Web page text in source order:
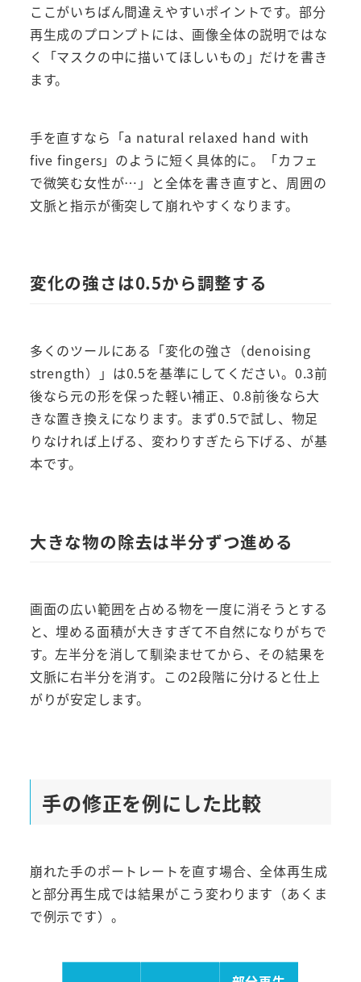
ここがいちばん間違えやすいポイントです。部分
再生成のプロンプトには、画像全体の説明ではな
く「マスクの中に描いてほしいもの」だけを書き
ます。
手を直すなら「a natural relaxed hand with
five fingers」のように短く具体的に。「カフェ
で微笑む女性が…」と全体を書き直すと、周囲の
文脈と指示が衝突して崩れやすくなります。
変化の強さは0.5から調整する
多くのツールにある「変化の強さ（denoising
strength）」は0.5を基準にしてください。0.3前
後なら元の形を保った軽い補正、0.8前後なら大
きな置き換えになります。まず0.5で試し、物足
りなければ上げる、変わりすぎたら下げる、が基
本です。
大きな物の除去は半分ずつ進める
画面の広い範囲を占める物を一度に消そうとする
と、埋める面積が大きすぎて不自然になりがちで
す。左半分を消して馴染ませてから、その結果を
文脈に右半分を消す。この2段階に分けると仕上
がりが安定します。
手の修正を例にした比較
崩れた手のポートレートを直す場合、全体再生成
と部分再生成では結果がこう変わります（あくま
で例示です）。